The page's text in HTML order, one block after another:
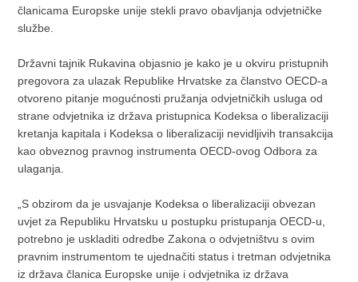
članicama Europske unije stekli pravo obavljanja odvjetničke
službe.
Državni tajnik Rukavina objasnio je kako je u okviru pristupnih
pregovora za ulazak Republike Hrvatske za članstvo OECD-a
otvoreno pitanje mogućnosti pružanja odvjetničkih usluga od
strane odvjetnika iz država pristupnica Kodeksa o liberalizaciji
kretanja kapitala i Kodeksa o liberalizaciji nevidljivih transakcija
kao obveznog pravnog instrumenta OECD-ovog Odbora za
ulaganja.
„S obzirom da je usvajanje Kodeksa o liberalizaciji obvezan
uvjet za Republiku Hrvatsku u postupku pristupanja OECD-u,
potrebno je uskladiti odredbe Zakona o odvjetništvu s ovim
pravnim instrumentom te ujednačiti status i tretman odvjetnika
iz država članica Europske unije i odvjetnika iz država